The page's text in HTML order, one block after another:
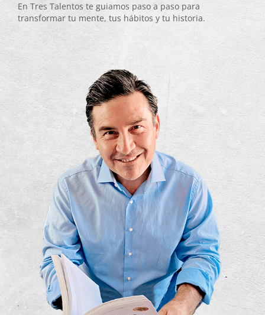
En Tres Talentos te guiamos paso a paso para
transformar tu mente, tus hábitos y tu historia.